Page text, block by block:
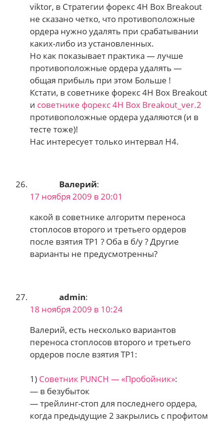
viktor, в Стратегии форекс 4H Box Breakout
не сказано четко, что противоположные
ордера нужно удалять при срабатывании
каких-либо из установленных.
Но как показывает практика — лучше
противоположные ордера удалять —
общая прибыль при этом Больше !
Кстати, в советнике форекс 4H Box Breakout
и советнике форекс 4H Box Breakout_ver.2
противоположные ордера удаляются (и в
тесте тоже)!
Нас интересует только интервал H4.
Валерий:
17 ноября 2009 в 20:01
какой в советнике алгоритм переноса
стоплосов второго и третьего ордеров
после взятия ТР1 ? Оба в б/у ? Другие
варианты не предусмотренны?
admin:
18 ноября 2009 в 10:24
Валерий, есть несколько вариантов
переноса стоплосов второго и третьего
ордеров после взятия ТР1:
1) Советник PUNCH — «Пробойник»:
— в безубыток
— трейлинг-стоп для последнего ордера,
когда предыдущие 2 закрылись с профитом